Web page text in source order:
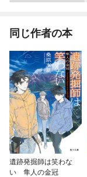
同じ作者の本
遺跡発掘師は笑わな
い 隼人の金冠